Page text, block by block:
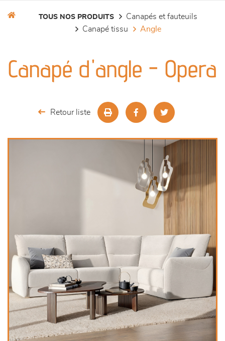
séjours
chambres et dressing
TOUS NOS PRODUITS
canapés et fauteuils
canapé tissu
angle
Canapé d'angle - Opera
Retour liste